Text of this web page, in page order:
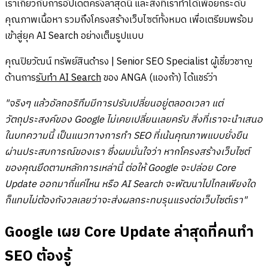
เราเกี่ยวกับการอัปเดตครั้งล่าสุดนี้ และสิ่งที่เราทำได้เพื่อยกระดับ
คุณภาพเนื้อหา รวมถึงโครงสร้างเว็บไซต์ทั้งหมด เพื่อเตรียมพร้อม
เข้าสู่ยุค AI Search อย่างเต็มรูปแบบ
คุณปิยวัฒน์ ทรัพย์สินดำรง | Senior SEO Specialist ผู้เชี่ยวชาญ
ด้านการรับทำ AI Searchของ ANGA (แองก้า) ได้แชร์ว่า
"จริงๆ แล้วอัลกอริทึมมีการปรับเปลี่ยนอยู่ตลอดเวลา แต่
วัตถุประสงค์ของ Google ไม่เคยเปลี่ยนเลยครับ สิ่งที่เราจะนำเสนอ
ในบทความนี้ เป็นแนวทางการทำ SEO ที่เน้นคุณภาพแบบยั่งยืน
ผ่านประสบการณ์ของเรา ซึ่งผมมั่นใจว่า หากโครงสร้างเว็บไซต์
ของคุณยึดตามหลักการเหล่านี้ ต่อให้ Google จะปล่อย Core
Update ออกมาถี่แค่ไหน หรือ AI Search จะพัฒนาไปไกลเพียงใด
ก็แทบไม่ต้องกังวลเลยว่าจะส่งผลกระทบรุนแรงต่อเว็บไซต์เรา"
Google เผย Core Update ล่าสุดที่คนทำ
SEO ต้องรู้